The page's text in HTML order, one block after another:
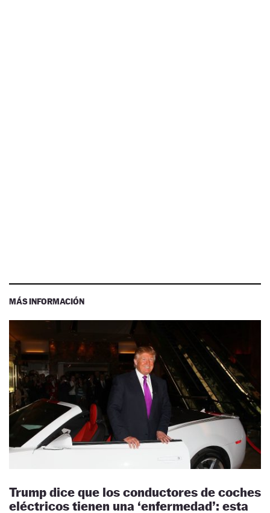
MÁS INFORMACIÓN
Trump dice que los conductores de coches
eléctricos tienen una ‘enfermedad’: esta